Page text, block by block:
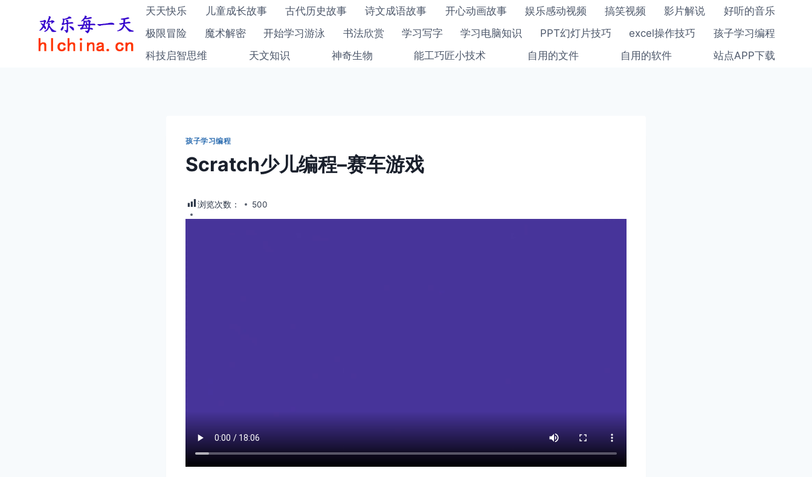
天天快乐 儿童成长故事 古代历史故事 诗文成语故事 开心动画故事 娱乐感动视频 搞笑视频 影片解说
好听的音乐
极限冒险
魔术解密 开始学习游泳 书法欣赏 学习写字 学习电脑知识 PPT幻灯片技巧 excel操作技巧
孩子学习编程
科技启智思维
天文知识 神奇生物 能工巧匠小技术 自用的文件 自用的软件 站点APP下载
孩子学习编程
Scratch少儿编程–赛车游戏
浏览次数： 500